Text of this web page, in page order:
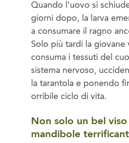
Quando l'uovo si
giorni dopo, la larva
a consumare il ragno
Solo più tardi la giovane
consuma i tessuti del
sistema nervoso,
la tarantola e ponendo
orribile ciclo di vita.
Non solo un bel viso
mandibole